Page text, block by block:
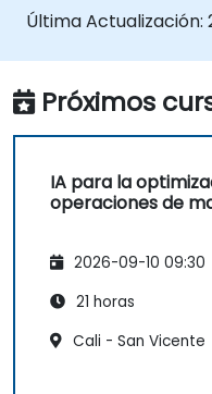
Última Actualización:
Próximos
IA para la
operaciones de
2026-09-10 09:30
21 horas
Cali - San Vicente